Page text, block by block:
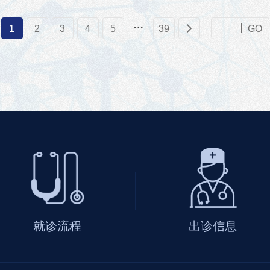
1 2 3 4 5  39  GO
就诊流程 出诊信息